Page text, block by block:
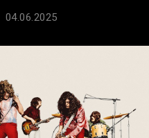
04.06.2025